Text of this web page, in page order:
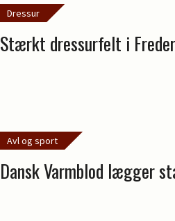
Dressur
Stærkt dressurfelt i
Avl og sport
Dansk Varmblod lægger